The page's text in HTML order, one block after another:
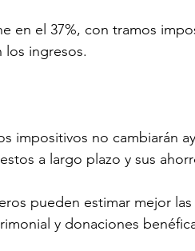
en el 37%, con tramos
los ingresos.
impositivos no cambiarán
a largo plazo y sus
pueden estimar mejor
y donaciones